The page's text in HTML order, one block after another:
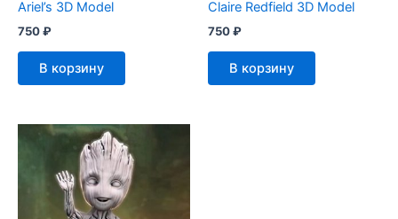
Ariel’s 3D Model
750₽
В корзину
Claire Redfield 3D Model
750₽
В корзину